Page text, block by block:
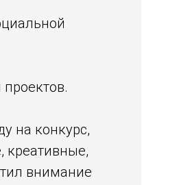
на конкурс,
креативные,
внимание